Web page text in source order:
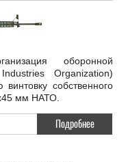
оборонной
Organization)
собственного
мм НАТО.
Подробнее